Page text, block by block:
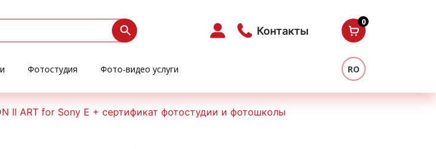
Контакты
0
Фотостудия Фото-видео услуги RO
II ART for Sony E + сертификат фотостудии и фотошколы